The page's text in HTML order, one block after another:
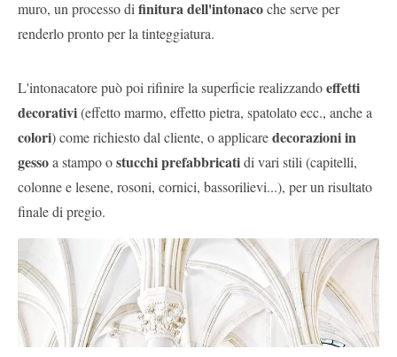
muro, un processo difinitura dell'intonacoche serve per
renderlo pronto per la tinteggiatura.
L'intonacatore può poi rifinire la superficie realizzandoeffetti
decorativi(effetto marmo, effetto pietra, spatolato ecc., anche a
colori) come richiesto dal cliente, o applicaredecorazioni in
gessoa stampo ostucchi prefabbricatidi vari stili (capitelli,
colonne e lesene, rosoni, cornici, bassorilievi...), per un risultato
finale di pregio.